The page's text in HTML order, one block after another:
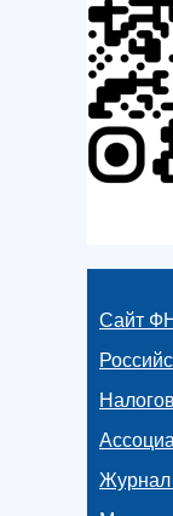
Сайт
Журнал